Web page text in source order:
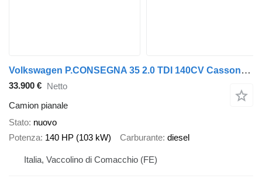
Volkswagen P.CONSEGNA 35 2.0 TDI 140CV Cassonato Business
33.900 € Netto
Camion pianale
Stato nuovo
Potenza 140 HP (103 kW) Carburante diesel
Italia, Vaccolino di Comacchio (FE)